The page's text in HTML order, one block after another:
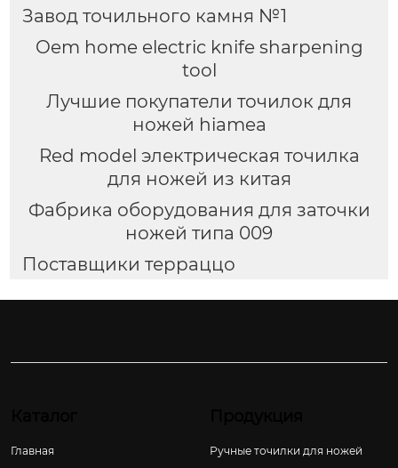
Завод точильного камня №1
Oem home electric knife sharpening
tool
Лучшие покупатели точилок для
ножей hiamea
Red model электрическая точилка
для ножей из китая
Фабрика оборудования для заточки
ножей типа 009
Поставщики терраццо
Главная
Ручные точилки для ножей